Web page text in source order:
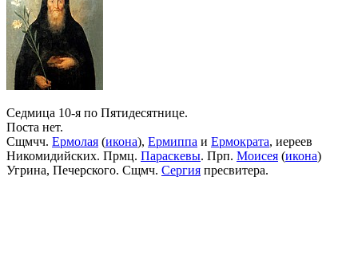
Седмица 10-я по Пятидесятнице.
Поста нет.
Сщмчч. Ермолая (икона), Ермиппа и Ермократа, иереев
Никомидийских. Прмц. Параскевы. Прп. Моисея (икона)
Угрина, Печерского. Сщмч. Сергия пресвитера.